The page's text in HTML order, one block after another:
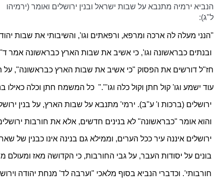
הנביא ירמיה מתנבא על שבות ישראל ובנין ירושלים ואומר (ירמיהו
ל"ג):
"הנני מעלה לה ארכה ומרפא, ורפאתים וגו', והשיבותי את שבות
ובנתים כבראשונה וגו', כי אשיב את שבות הארץ כבראשונה אמר
חז"ל דורשים את הפסוק "כי אשיב את שבות הארץ כבראשונה",
"עוד ישמע וגו' קול חתן וקול כלה וגו'". כל המשמח חתן וכלה כאילו
ירושלים (ברכות ו' ע"ב). ירמי' מתנבא על שבות הארץ, על בנין
והוא אומר "כבראשונה" לא בנינים חדשים, אלא את חורבות
ירושלים איננה עיר ככל הערים, וממילא גם בנינה אינו כבנין של
בונים על יסודות העבר, על גבי החורבות, כי הקדושה מאז ומעולם
חורבותי'. וכדברי הנביא בסוף מלאכי "וערבה לד' מנחת יהודה